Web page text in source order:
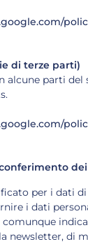
di terze parti)
alcune parti del
per i dati
i dati
newsletter, di